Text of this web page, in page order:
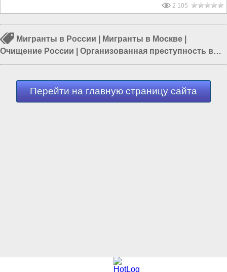
2 105
Мигранты в России Мигранты в Москве
Очищение России
Организованная преступность в
России|Мигранты в Европе|Александр Бастрыкин|
Перейти на главную страницу сайта